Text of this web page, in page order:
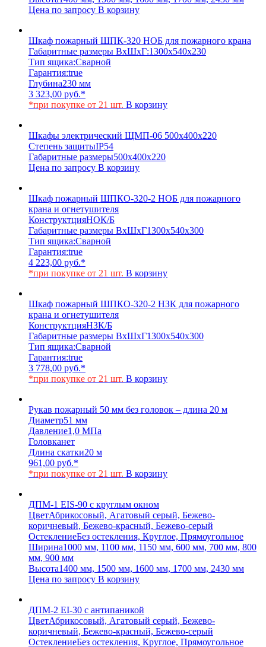
Цена по запросу В корзину
Шкаф пожарный ШПК-320 НОБ для пожарного крана
Габаритные размеры ВхШхГ:1300х540х230
Тип ящика:Сварной
Гарантия:true
Глубина230 мм
3 323,00 руб.*
*при покупке от 21 шт. В корзину
Шкафы электрический ЩМП-06 500х400х220
Степень защитыIP54
Габаритные размеры500х400х220
Цена по запросу В корзину
Шкаф пожарный ШПКО-320-2 НОБ для пожарного
крана и огнетушителя
КонструктцияНОК/Б
Габаритные размеры ВхШхГ1300х540х300
Тип ящика:Сварной
Гарантия:true
4 223,00 руб.*
*при покупке от 21 шт. В корзину
Шкаф пожарный ШПКО-320-2 НЗК для пожарного
крана и огнетушителя
КонструктцияНЗК/Б
Габаритные размеры ВхШхГ1300х540х300
Тип ящика:Сварной
Гарантия:true
3 778,00 руб.*
*при покупке от 21 шт. В корзину
Рукав пожарный 50 мм без головок – длина 20 м
Диаметр51 мм
Давление1,0 МПа
Головканет
Длина скатки20 м
961,00 руб.*
*при покупке от 21 шт. В корзину
ДПМ-1 EIS-90 с круглым окном
ЦветАбрикосовый, Агатовый серый, Бежево-
коричневый, Бежево-красный, Бежево-серый
ОстеклениеБез остекления, Круглое, Прямоугольное
Ширина1000 мм, 1100 мм, 1150 мм, 600 мм, 700 мм, 800
мм, 900 мм
Высота1400 мм, 1500 мм, 1600 мм, 1700 мм, 2430 мм
Цена по запросу В корзину
ДПМ-2 EI-30 с антипаникой
ЦветАбрикосовый, Агатовый серый, Бежево-
коричневый, Бежево-красный, Бежево-серый
ОстеклениеБез остекления, Круглое, Прямоугольное